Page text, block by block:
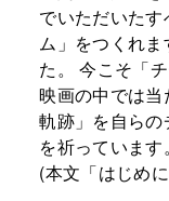
でいただいた
ム」をつくれ
た。 今こそ「
映画の中では
軌跡」を自らの
を祈っています
(本文「はじめ